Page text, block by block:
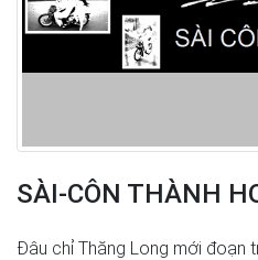
SÀI-CÔN THÀNH
Đâu chỉ Thăng Long mới đoạn